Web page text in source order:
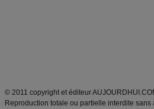
© 2011 copyright et éditeur
Reproduction totale ou partielle interdite sans